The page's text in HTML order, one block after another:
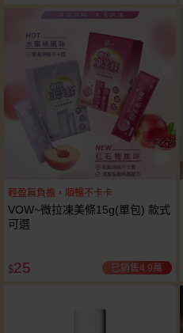
輕盈無負擔，順暢不卡卡
VOW~微拉凍美條15g(單包) 款式
可選
$25 已銷售4.9萬